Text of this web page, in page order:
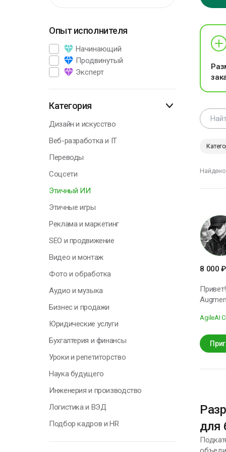
Опыт исполнителя
Начинающий
Продвинутый
Эксперт
Категория
Дизайн и искусство
Веб-разработка и IT
Переводы
Соцсети
Этичный ИИ
Этичные игры
Реклама и маркетинг
SEO и продвижение
Видео и монтаж
Фото и обработка
Аудио и музыка
Бизнес и продажи
Юридические услуги
Бухгалтерия и финансы
Уроки и репетиторство
Наука будущего
Инженерия и производство
Логистика и ВЭД
Подбор кадров и HR
Найдено
8 000 ₽
Augmented
базе LLM. Мой профиль — это не просто обучение модели, а полноценная
LLM •
проектирование
данных и созданию
не
AgileAI
для